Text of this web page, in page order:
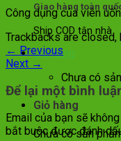
Giao hàng toàn
Ship COD tận nhà
Giỏ hàng
Chưa có
Giỏ hàng
Chưa có sản
Công dụng của viên
Trackbacks are closed,
← Previous
Next →
Để lại một bình
Email của bạn sẽ
bắt buộc được đánh